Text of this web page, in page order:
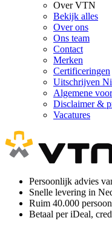
Over VTN
Bekijk alles
Over ons
Ons team
Contact
Merken
Certificeringen
Uitschrijven
Algemene
Disclaimer &
Vacatures
Persoonlijk advies
Snelle levering in
Ruim 40.000
Betaal per iDeal,